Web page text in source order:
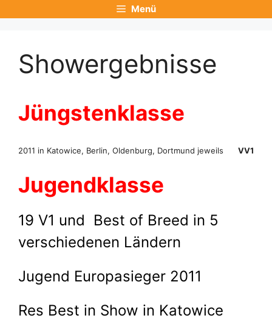
Inhalt
Menü
Showergebnisse
Jüngstenklasse
2011 in Katowice, Berlin, Oldenburg, Dortmund jeweils VV1
Jugendklasse
19 V1 und Best of Breed in 5
verschiedenen Ländern
Jugend Europasieger 2011
Res Best in Show in Katowice